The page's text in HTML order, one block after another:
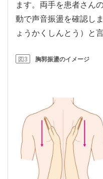
ます。両手を患者さん
動で声音振盪を確認し
ょうかくしんとう）と
図3 胸郭振盪のイメージ